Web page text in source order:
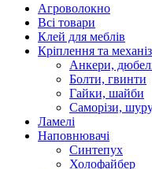
Агроволокно
Всі товари
Клей для меблів
Кріплення та
Анкери,
Болти, гвинти
Гайки, шайби
Саморізи,
Ламелі
Наповнювачі
Синтепух
Холофайбер